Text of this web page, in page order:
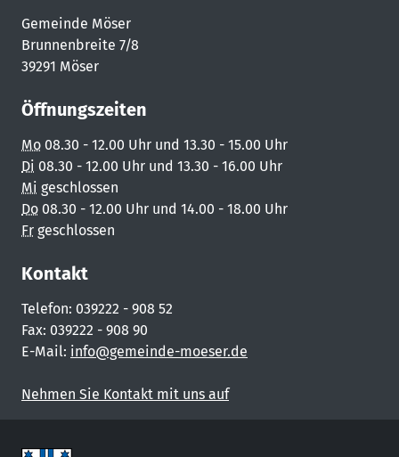
Gemeinde Möser
Brunnenbreite 7/8
39291 Möser
Öffnungszeiten
Mo 08.30 - 12.00 Uhr und 13.30 - 15.00 Uhr
Di 08.30 - 12.00 Uhr und 13.30 - 16.00 Uhr
Mi geschlossen
Do 08.30 - 12.00 Uhr und 14.00 - 18.00 Uhr
Fr geschlossen
Kontakt
Telefon: 039222 - 908 52
Fax: 039222 - 908 90
E-Mail: info@gemeinde-moeser.de
Nehmen Sie Kontakt mit uns auf